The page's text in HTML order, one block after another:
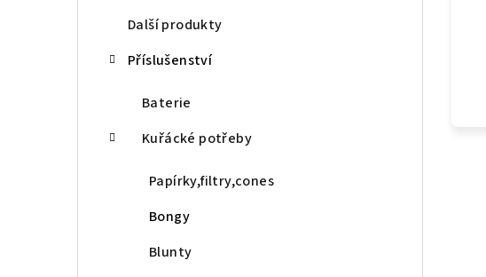
Další produkty
Příslušenství
Baterie
Kuřácké potřeby
Papírky,filtry,cones
Bongy
Blunty